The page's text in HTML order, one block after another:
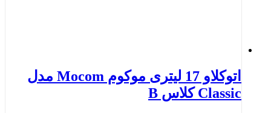
اتوكلاو 17 ليترى موکوم Mocom مدل
Classic کلاس B